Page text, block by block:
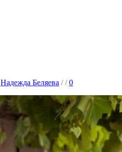
Надежда Беляева //0